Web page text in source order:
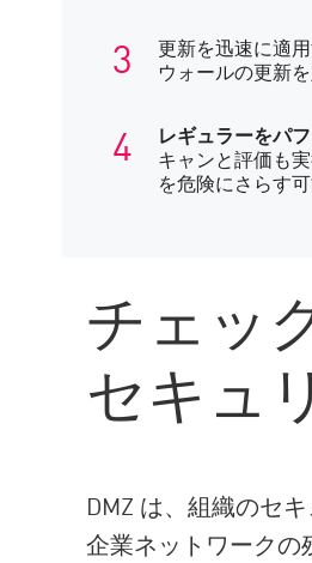
更新を迅速に適
ウォールの更新
レギュラーをパ
キャンと評価も
を危険にさらす
チェッ
セキュ
DMZ は、組織のセ
企業ネットワークの